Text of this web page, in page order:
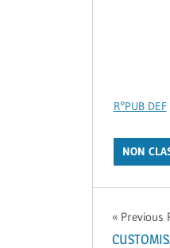
R°PUB DEF
NON
Previous